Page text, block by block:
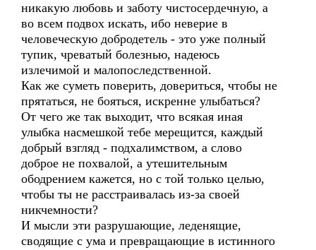
никакую любовь и заботу чистосердечную, а
во всем подвох искать, ибо неверие в
человеческую добродетель - это уже полный
тупик, чреватый болезнью, надеюсь
излечимой и малопоследственной.
Как же суметь поверить, довериться, чтобы не
прятаться, не бояться, искренне улыбаться?
От чего же так выходит, что всякая иная
улыбка насмешкой тебе мерещится, каждый
добрый взгляд - подхалимством, а слово
доброе не похвалой, а утешительным
ободрением кажется, но с той только целью,
чтобы ты не расстраивалась из-за своей
никчемности?
И мысли эти разрушающие, леденящие,
сводящие с ума и превращающие в истинного